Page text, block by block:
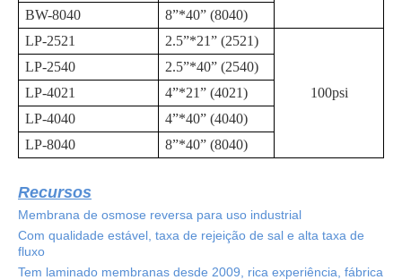
BW-8040
8”*40” (8040)
LP-2521
2.5”*21” (2521)
100psi
LP-2540
2.5”*40” (2540)
LP-4021
4”*21” (4021)
LP-4040
4”*40” (4040)
LP-8040
8”*40” (8040)
Recursos
Membrana de osmose reversa para uso industrial
Com qualidade estável, taxa de rejeição de sal e alta taxa de
fluxo
Tem laminado membranas desde 2009, rica experiência, fábrica